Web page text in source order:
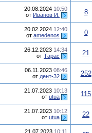
20.08.2024 10:50
от Иванов И. 8
20.02.2024 12:40
от amedenos 0
26.12.2023 14:34
от Тарас 21
06.11.2023 08:46
от дент-32 252
21.07.2023 10:13
от utua 115
21.07.2023 10:12
от utua 22
21.07.2023 10:11